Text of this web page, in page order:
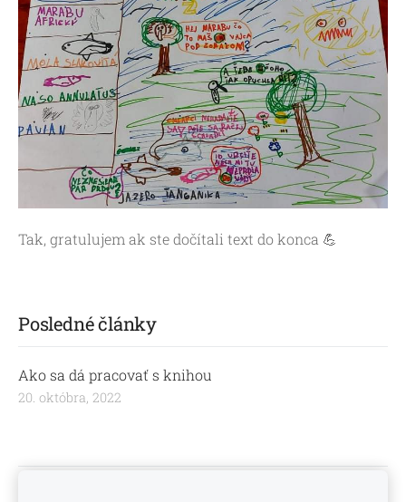
Posledné články
Ako sa dá pracovať s knihou
20. októbra, 2022
Tak, gratulujem ak ste dočítali text do konca 💪